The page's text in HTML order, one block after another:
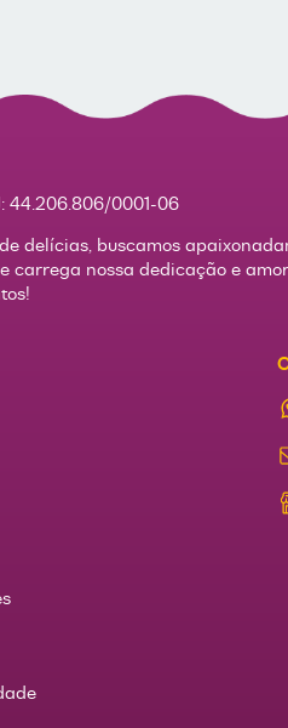
44.206.806/0001-06
delícias, buscamos
carrega nossa dedicação e